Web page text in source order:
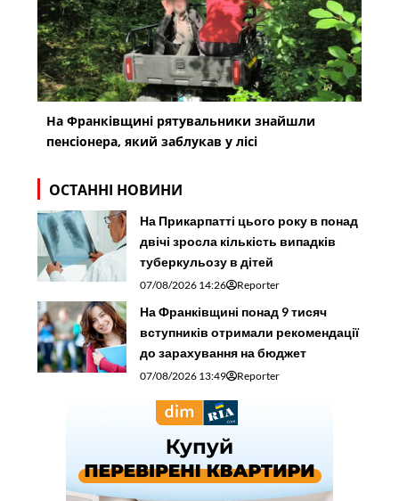
На Франківщині рятувальники знайшли
пенсіонера, який заблукав у лісі
ОСТАННІ НОВИНИ
На Прикарпатті цього року в понад
двічі зросла кількість випадків
туберкульозу в дітей
07/08/2026 14:26 Reporter
На Франківщині понад 9 тисяч
вступників отримали рекомендації
до зарахування на бюджет
07/08/2026 13:49 Reporter